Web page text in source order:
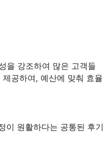
을 강조하여 많은 고객들
공하여, 예산에 맞춰 효율
이 원활하다는 공통된 후기